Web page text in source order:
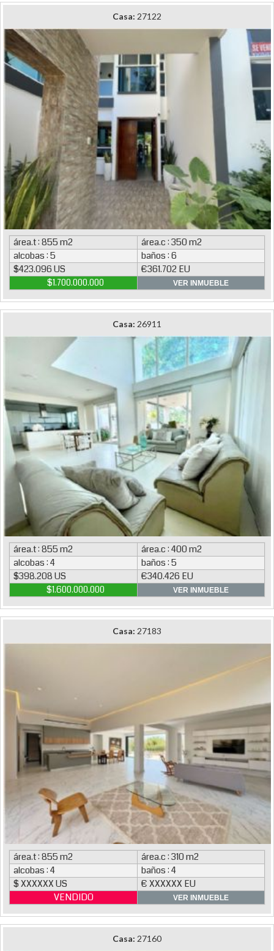
Casa: 27122
área.t : 855 m2
área.c : 350 m2
alcobas : 5
baños : 6
$423.096 US
€361.702 EU
$1.700.000.000 VER INMUEBLE
Casa: 26911
área.t : 855 m2
área.c : 400 m2
alcobas : 4
baños : 5
$398.208 US
€340.426 EU
$1.600.000.000 VER INMUEBLE
Casa: 27183
área.t : 855 m2
área.c : 310 m2
alcobas : 4
baños : 4
$ XXXXXX US
€ XXXXXX EU
VENDIDO
VER INMUEBLE
Casa: 27160